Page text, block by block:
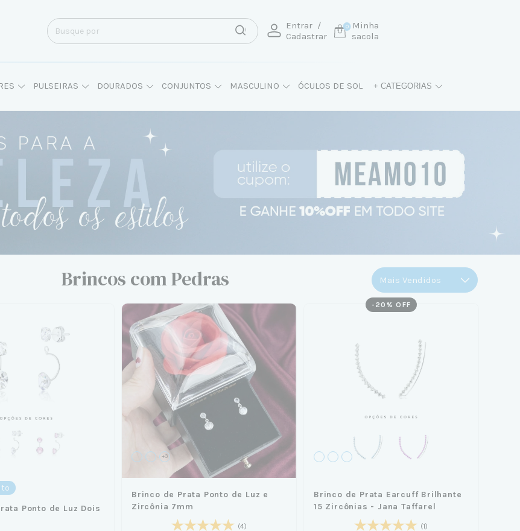
Entrar /
Cadastrar
Minha
sacola
0
PULSEIRAS DOURADOS CONJUNTOS MASCULINO ÓCULOS DE SOL + CATEGORIAS
Brincos com Pedras
Ponto de Luz Dois
+3
Brinco de Prata Ponto de Luz e
Zircônia 7mm
(4)
- 20 % OFF
Brinco de Prata Earcuff Brilhante
15 Zircônias - Jana Taffarel
(1)